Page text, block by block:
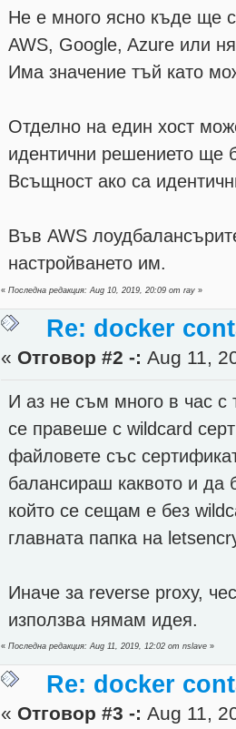
Не е много ясно къде ще
AWS, Google, Azure или
Има значение тъй като
Отделно на един хост
идентични решението ще
Всъщност ако са
Във AWS
настройването им.
«Последна редакция: Aug 10, 2019, 20:09 от ray »
Re: docker
« Отговор #2 -: Aug 11,
И аз не съм много в час с
се правеше с wildcard
файловете със
балансираш каквото и да
който се сещам е без
главната папка на
Иначе за reverse proxy,
използва нямам идея.
«Последна редакция: Aug 11, 2019, 12:02 от nslave »
Re: docker
« Отговор #3 -: Aug 11,